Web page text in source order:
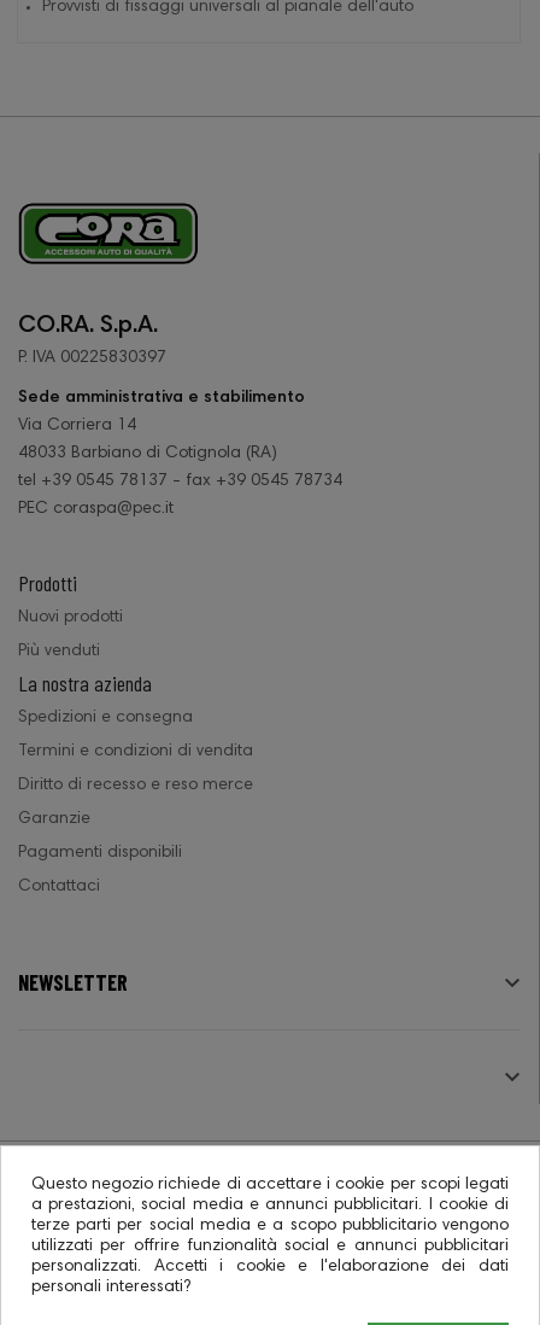
Provvisti di fissaggi universali al pianale dell'auto
CO.RA. S.p.A.
P. IVA 00225830397
Sede amministrativa e stabilimento
Via Corriera 14
48033 Barbiano di Cotignola (RA)
tel +39 0545 78137 - fax +39 0545 78734
PEC coraspa@pec.it
Prodotti
Nuovi prodotti
Più venduti
La nostra azienda
Spedizioni e consegna
Termini e condizioni di vendita
Diritto di recesso e reso merce
Garanzie
Pagamenti disponibili
Contattaci
NEWSLETTER 

© 2026 - Ecommerce software CO.RA. SpA
Questo negozio richiede di accettare i cookie per scopi legati
a prestazioni, social media e annunci pubblicitari. I cookie di
terze parti per social media e a scopo pubblicitario vengono
utilizzati per offrire funzionalità social e annunci pubblicitari
personalizzati. Accetti i cookie e l'elaborazione dei dati
personali interessati?